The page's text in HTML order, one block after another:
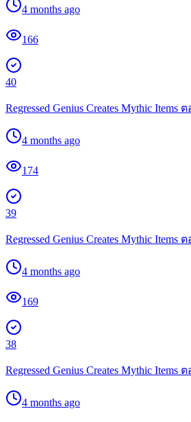
4 months ago
166
40
Regressed Genius Creates Mythic Items
4 months ago
174
39
Regressed Genius Creates Mythic Items
4 months ago
169
38
Regressed Genius Creates Mythic Items
4 months ago